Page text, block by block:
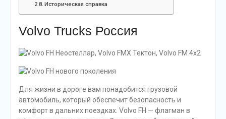
Историческая справка
Volvo Trucks Россия
Для жизни в дороге вам понадобится грузовой
автомобиль, который обеспечит безопасность и
комфорт в дальних поездках. Volvo FH — флагман в